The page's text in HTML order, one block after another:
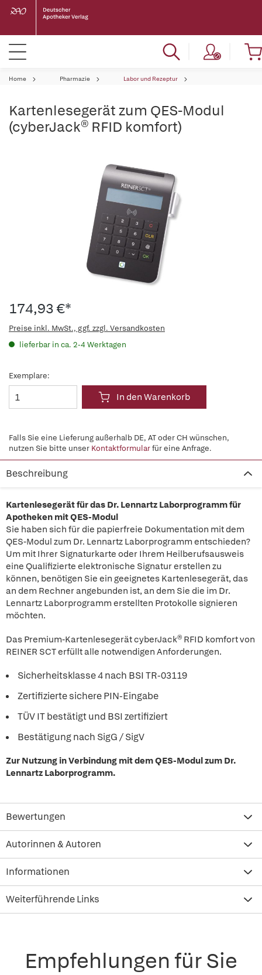
Home Pharmazie Labor und Rezeptur
Kartenlesegerät zum QES-Modul
(cyberJack® RFID komfort)
174,93 €*
Preise inkl. MwSt., ggf. zzgl. Versandkosten
lieferbar in ca. 2-4 Werktagen
Exemplare:
In den Warenkorb
Falls Sie eine Lieferung außerhalb DE, AT oder CH wünschen,
nutzen Sie bitte unser Kontaktformularfür eine Anfrage.
Beschreibung
Kartenlesegerät für das Dr. Lennartz Laborprogramm für
Apotheken mit QES-Modul
Sie haben sich für die papierfreie Dokumentation mit dem
QES-Modul zum Dr. Lennartz Laborprogramm entschieden?
Um mit Ihrer Signaturkarte oder Ihrem Heilberufsausweis
eine Qualifizierte elektronische Signatur erstellen zu
können, benötigen Sie ein geeignetes Kartenlesegerät, das
an dem Rechner angebunden ist, an dem Sie die im Dr.
Lennartz Laborprogramm erstellten Protokolle signieren
möchten.
Das Premium-Kartenlesegerät cyberJack® RFID komfort von
REINER SCT erfüllt alle notwendigen Anforderungen.
Sicherheitsklasse 4 nach BSI TR-03119
Zertifizierte sichere PIN-Eingabe
TÜV IT bestätigt und BSI zertifiziert
Bestätigung nach SigG / SigV
Zur Nutzung in Verbindung mit dem QES-Modul zum Dr.
Lennartz Laborprogramm.
Bewertungen
Autorinnen & Autoren
Informationen
Weiterführende Links
Empfehlungen für Sie